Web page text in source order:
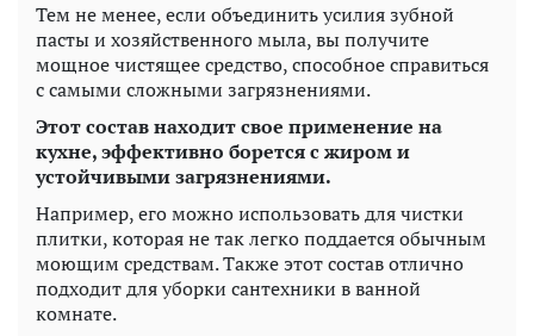
Тем не менее, если объединить усилия зубной
пасты и хозяйственного мыла, вы получите
мощное чистящее средство, способное справиться
с самыми сложными загрязнениями.
Этот состав находит свое применение на
кухне, эффективно борется с жиром и
устойчивыми загрязнениями.
Например, его можно использовать для чистки
плитки, которая не так легко поддается обычным
моющим средствам. Также этот состав отлично
подходит для уборки сантехники в ванной
комнате.